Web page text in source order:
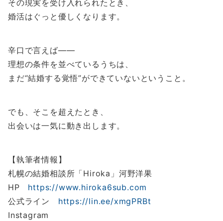
その現実を受け入れられたとき、
婚活はぐっと優しくなります。
辛口で言えば――
理想の条件を並べているうちは、
まだ“結婚する覚悟”ができていないということ。
でも、そこを超えたとき、
出会いは一気に動き出します。
【執筆者情報】
札幌の結婚相談所「Hiroka」河野洋果
HP https://www.hiroka6sub.com
公式ライン https://lin.ee/xmgPRBt
Instagram